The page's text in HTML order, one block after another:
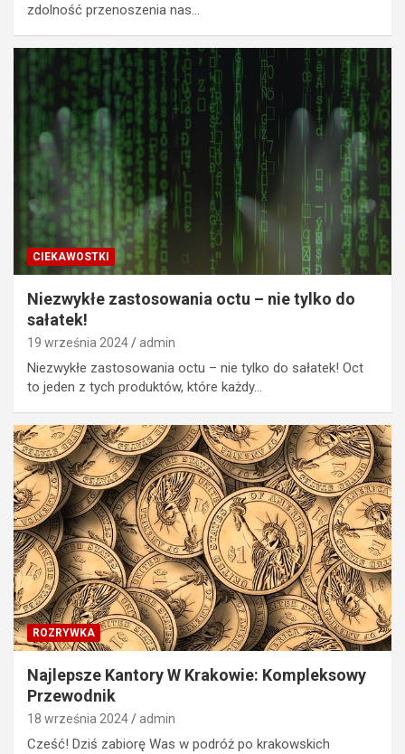
zdolność przenoszenia nas…
CIEKAWOSTKI
Niezwykłe zastosowania octu – nie tylko do
sałatek!
19 września 2024 admin
Niezwykłe zastosowania octu – nie tylko do sałatek! Oct
to jeden z tych produktów, które każdy…
ROZRYWKA
Najlepsze Kantory W Krakowie: Kompleksowy
Przewodnik
18 września 2024 admin
Cześć! Dziś zabiorę Was w podróż po krakowskich